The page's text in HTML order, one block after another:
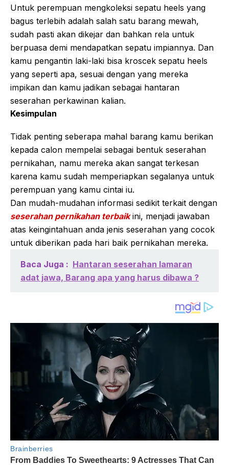
Untuk perempuan mengkoleksi sepatu heels yang
bagus terlebih adalah salah satu barang mewah,
sudah pasti akan dikejar dan bahkan rela untuk
berpuasa demi mendapatkan sepatu impiannya. Dan
kamu pengantin laki-laki bisa kroscek sepatu heels
yang seperti apa, sesuai dengan yang mereka
impikan dan kamu jadikan sebagai hantaran
seserahan perkawinan kalian.
Kesimpulan
Tidak penting seberapa mahal barang kamu berikan
kepada calon mempelai sebagai bentuk seserahan
pernikahan, namu mereka akan sangat terkesan
karena kamu sudah memperiapkan segalanya untuk
perempuan yang kamu cintai iu.
Dan mudah-mudahan informasi sedikit terkait dengan
seserahan pernikahan terbaikini, menjadi jawaban
atas keingintahuan anda jenis seserahan yang cocok
untuk diberikan pada hari baik pernikahan mereka.
Baca Juga : Hantaran seserahan lamaran
adat jawa, Barang apa yang harus dibawa ?